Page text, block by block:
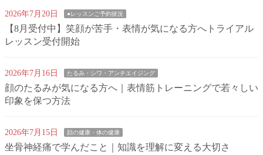
2026年7月20日 ●レッスンご予約状況
【8月受付中】笑顔が苦手・表情が気になる方へトライアル
レッスン受付開始
2026年7月16日 たるみ・シワ・アンチエイジング
顔のたるみが気になる方へ｜表情筋トレーニングで若々しい
印象を保つ方法
2026年7月15日 顔の健康・体の健康
坐骨神経痛で学んだこと｜知識を理解に変える大切さ